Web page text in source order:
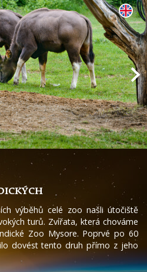
výběhů celé zoo našli útočiště
turů. Zvířata, která chováme
Zoo Mysore. Poprvé po 60
dovést tento druh přímo z jeho